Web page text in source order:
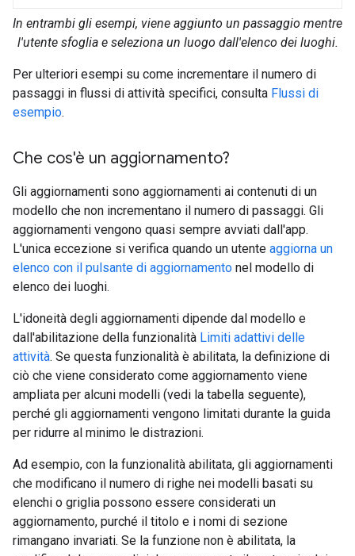
In entrambi gli esempi, viene aggiunto un passaggio mentre
l'utente sfoglia e seleziona un luogo dall'elenco dei luoghi.
Per ulteriori esempi su come incrementare il numero di
passaggi in flussi di attività specifici, consulta Flussi di
esempio.
Che cos'è un aggiornamento?
Gli aggiornamenti sono aggiornamenti ai contenuti di un
modello che non incrementano il numero di passaggi. Gli
aggiornamenti vengono quasi sempre avviati dall'app.
L'unica eccezione si verifica quando un utente aggiorna un
elenco con il pulsante di aggiornamento nel modello di
elenco dei luoghi.
L'idoneità degli aggiornamenti dipende dal modello e
dall'abilitazione della funzionalità Limiti adattivi delle
attività. Se questa funzionalità è abilitata, la definizione di
ciò che viene considerato come aggiornamento viene
ampliata per alcuni modelli (vedi la tabella seguente),
perché gli aggiornamenti vengono limitati durante la guida
per ridurre al minimo le distrazioni.
Ad esempio, con la funzionalità abilitata, gli aggiornamenti
che modificano il numero di righe nei modelli basati su
elenchi o griglia possono essere considerati un
aggiornamento, purché il titolo e i nomi di sezione
rimangano invariati. Se la funzione non è abilitata, la